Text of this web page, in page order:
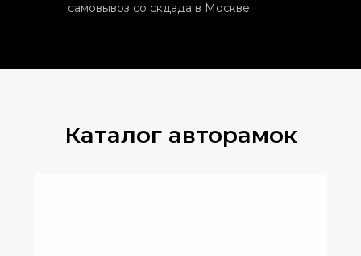
самовывоз со скдада в Москве.
Каталог авторамок